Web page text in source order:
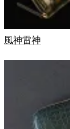
風神雷神